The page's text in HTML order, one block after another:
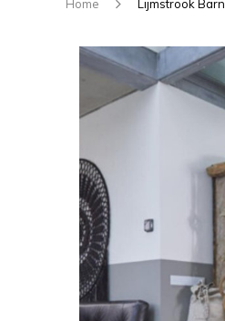
Home Lijmstrook